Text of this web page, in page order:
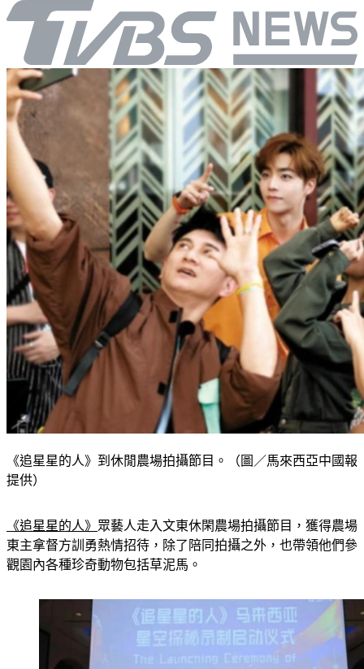
《追星星的人》到休閒農場拍攝節目。（圖／馬來西亞中國報
《追星星的人》眾藝人走入文東休閑農場拍攝節目，獲得農場
東主拿督方訓勇熱情招待，除了陪同拍攝之外，也帶領他們參